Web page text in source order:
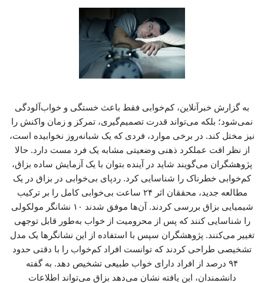
به گزارش خبرآنلاین، کم‌خوابی فقط باعث خستگی و خواب‌آلودگی
نمی‌شود؛ بلکه می‌تواند قدرت تصمیم‌گیری، تمرکز و زمان واکنش را
نیز مختل کند. در برخی موارد، فردی که یک شبانه‌روز نخوابیده است،
از نظر افت عملکرد ذهنی وضعیتی مشابه یک فرد مست دارد. حالا
پژوهشگران می‌گویند شاید در آینده بتوان با یک آزمایش ساده بزاق،
کم‌خوابی خطرناک را شناسایی کرد. ردپای بی‌خوابی در بزاق در یک
مطالعه جدید، محققان اثر ۲۴ ساعت بی‌خوابی کامل را بر ترکیب
شیمیایی بزاق بررسی کردند. آن‌ها موفق شدند ۱۰ نشانگر مولکولی
را شناسایی کنند که پس از محرومیت از خواب به‌طور قابل توجهی
تغییر می‌کنند. پژوهشگران سپس با استفاده از این نشانگرها یک مدل
تشخیصی طراحی کردند که توانست افراد کم‌خواب را با دقتی حدود
۹۴ درصد از افراد دارای خواب طبیعی تشخیص دهد. به گفته
دانشمندان، این یافته نشان می‌دهد بزاق می‌تواند اطلاعات